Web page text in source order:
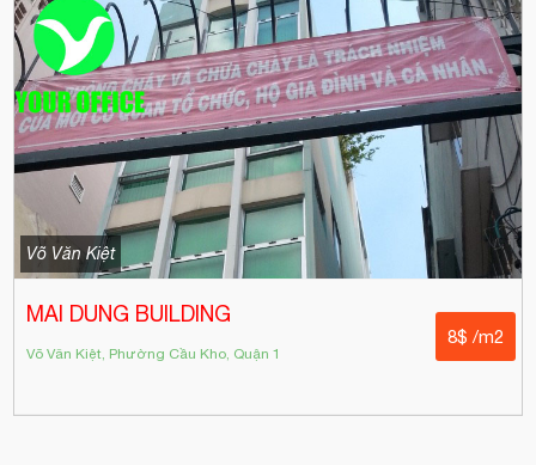
Võ Văn Kiệt
MAI DUNG BUILDING
Võ Văn Kiệt, Phường Cầu Kho, Quận 1
8$ /m2